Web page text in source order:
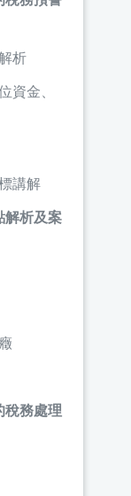
析
金、
講解
解析及案
稅務處理